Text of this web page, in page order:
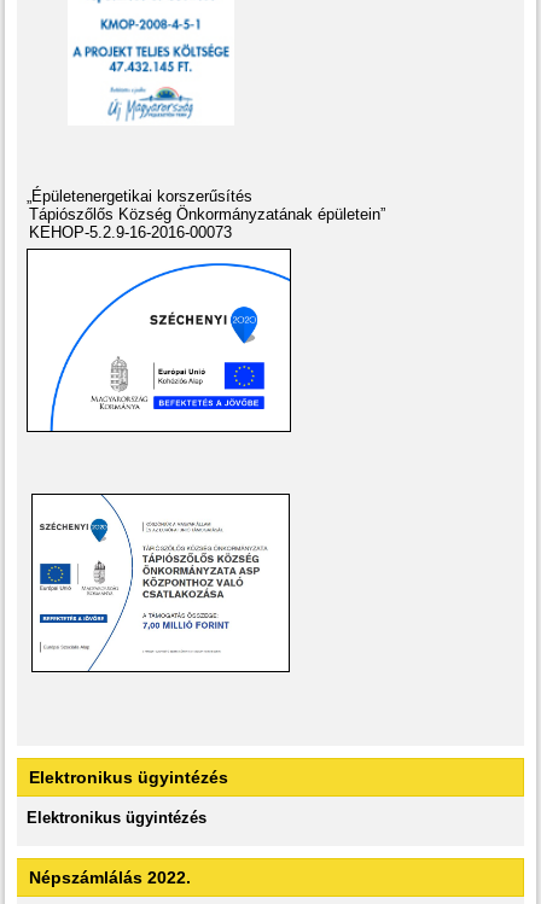
„Épületenergetikai korszerűsítés
Tápiószőlős Község Önkormányzatának épületein”
KEHOP-5.2.9-16-2016-00073
Elektronikus ügyintézés
Elektronikus ügyintézés
Népszámlálás 2022.